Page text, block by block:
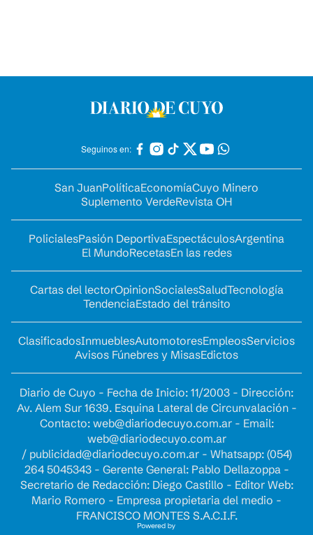
Seguinos en:
San JuanPolíticaEconomíaCuyo Minero
Suplemento VerdeRevista OH
PolicialesPasión DeportivaEspectáculosArgentina
El MundoRecetasEn las redes
Cartas del lectorOpinionSocialesSaludTecnología
TendenciaEstado del tránsito
ClasificadosInmueblesAutomotoresEmpleosServicios
Avisos Fúnebres y MisasEdictos
Diario de Cuyo - Fecha de Inicio: 11/2003 - Dirección:
Av. Alem Sur 1639. Esquina Lateral de Circunvalación -
Contacto: web@diariodecuyo.com.ar- Email:
web@diariodecuyo.com.ar
/ publicidad@diariodecuyo.com.ar- Whatsapp: (054)
264 5045343 - Gerente General: Pablo Dellazoppa -
Secretario de Redacción: Diego Castillo - Editor Web:
Mario Romero - Empresa propietaria del medio -
FRANCISCO MONTES S.A.C.I.F.